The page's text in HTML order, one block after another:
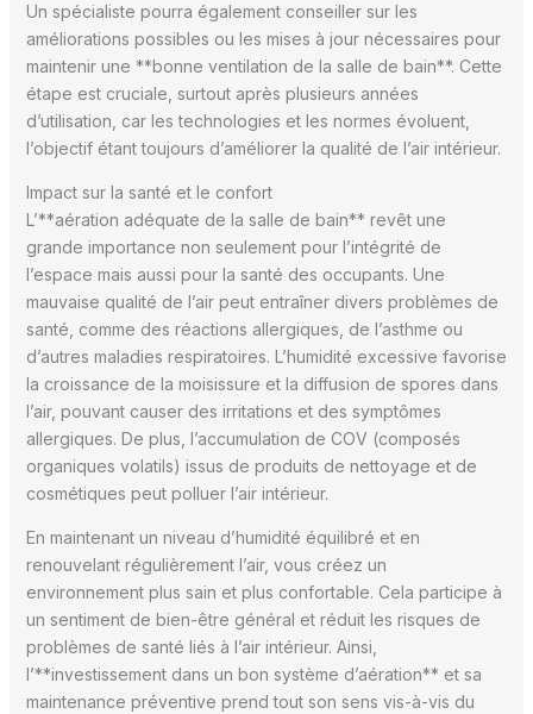
Un spécialiste pourra également conseiller sur les
améliorations possibles ou les mises à jour nécessaires pour
maintenir une **bonne ventilation de la salle de bain**. Cette
étape est cruciale, surtout après plusieurs années
d’utilisation, car les technologies et les normes évoluent,
l’objectif étant toujours d’améliorer la qualité de l’air intérieur.
Impact sur la santé et le confort
L’**aération adéquate de la salle de bain** revêt une
grande importance non seulement pour l’intégrité de
l’espace mais aussi pour la santé des occupants. Une
mauvaise qualité de l’air peut entraîner divers problèmes de
santé, comme des réactions allergiques, de l’asthme ou
d’autres maladies respiratoires. L’humidité excessive favorise
la croissance de la moisissure et la diffusion de spores dans
l’air, pouvant causer des irritations et des symptômes
allergiques. De plus, l’accumulation de COV (composés
organiques volatils) issus de produits de nettoyage et de
cosmétiques peut polluer l’air intérieur.
En maintenant un niveau d’humidité équilibré et en
renouvelant régulièrement l’air, vous créez un
environnement plus sain et plus confortable. Cela participe à
un sentiment de bien-être général et réduit les risques de
problèmes de santé liés à l’air intérieur. Ainsi,
l’**investissement dans un bon système d’aération** et sa
maintenance préventive prend tout son sens vis-à-vis du